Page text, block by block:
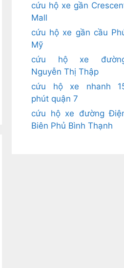
cứu hộ xe gần
Mall
cứu hộ xe gần cầu
Mỹ
cứu hộ xe
Nguyễn Thị Thập
cứu hộ xe nhanh
phút quận 7
cứu hộ xe đường
Biên Phủ Bình Thạnh